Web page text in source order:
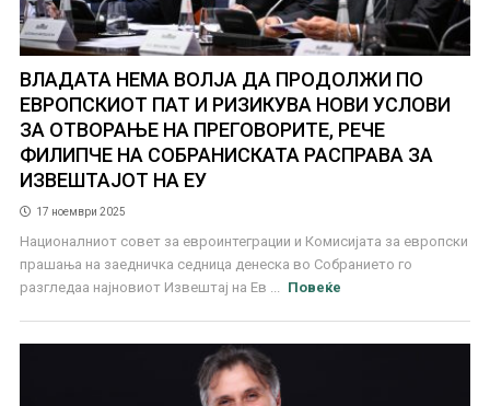
ВЛАДАТА НЕМА ВОЛЈА ДА ПРОДОЛЖИ ПО
ЕВРОПСКИОТ ПАТ И РИЗИКУВА НОВИ УСЛОВИ
ЗА ОТВОРАЊЕ НА ПРЕГОВОРИТЕ, РЕЧЕ
ФИЛИПЧЕ НА СОБРАНИСКАТА РАСПРАВА ЗА
ИЗВЕШТАЈОТ НА ЕУ
17 ноември 2025
Националниот совет за евроинтеграции и Комисијата за европски
прашања на заедничка седница денеска во Собранието го
разгледаа најновиот Извештај на Ев ...
Повеќе